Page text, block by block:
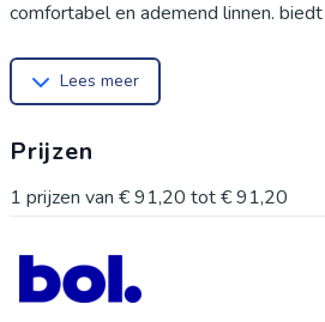
comfortabel en ademend linnen,
stabiliteit. Geschikt voor diverse
en rondom huis. Deze hoes is
en vorm, zelfs na meerdere
en opnamehoek kunnen kleuren iets
afbeelding. De maat wordt
Lees meer
Prijzen
1 prijzen van € 91,20 tot€ 91,20